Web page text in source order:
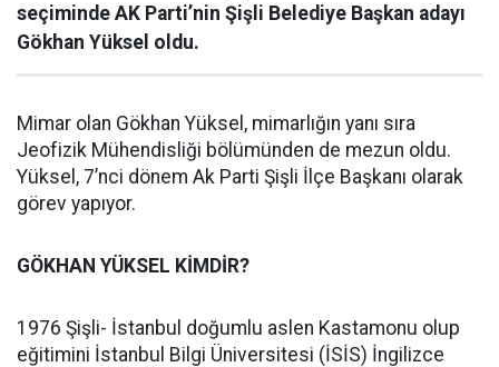
seçiminde AK Parti’nin Şişli Belediye Başkan adayı
Gökhan Yüksel oldu.
Mimar olan Gökhan Yüksel, mimarlığın yanı sıra
Jeofizik Mühendisliği bölümünden de mezun oldu.
Yüksel, 7’nci dönem Ak Parti Şişli İlçe Başkanı olarak
görev yapıyor.
GÖKHAN YÜKSEL KİMDİR?
1976 Şişli- İstanbul doğumlu aslen Kastamonu olup
eğitimini İstanbul Bilgi Üniversitesi (İSİS) İngilizce